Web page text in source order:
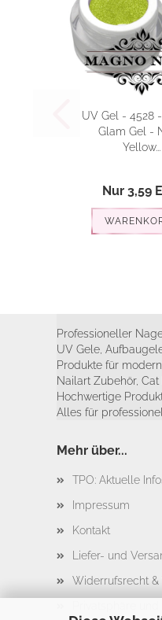
UV Gel - 4528
Glam Gel -
Yellow...
Nur 3,59
Professioneller
UV Gele,
Produkte für
Nailart Zubehör,
Hochwertige
Alles für
Mehr über...
TPO: Aktuelle
Impressum
Kontakt
Liefer- und
Widerrufsrecht